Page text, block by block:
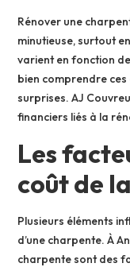
Rénover une
minutieuse, surtout
varient en fonction
bien comprendre
surprises. AJ
financiers liés à la
Les
coût de
Plusieurs éléments
d’une charpente. À
charpente sont des